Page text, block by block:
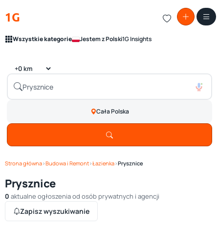
1G
Wszystkie kategorie Jestem z Polski1G Insights
Cała Polska
Strona główna›Budowa i Remont›Łazienka›Prysznice
Prysznice
0 aktualne ogłoszenia od osób prywatnych i agencji
Zapisz wyszukiwanie